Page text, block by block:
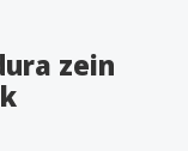
zein